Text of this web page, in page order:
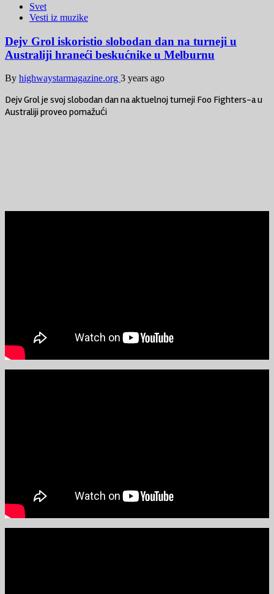
Svet
Vesti iz muzike
Dejv Grol iskoristio slobodan dan na turneji u
Australiji hraneći beskućnike u Melburnu
By highwaystarmagazine.org 3 years ago
Dejv Grol je svoj slobodan dan na aktuelnoj turneji Foo Fighters-a u
Australiji proveo pomažući